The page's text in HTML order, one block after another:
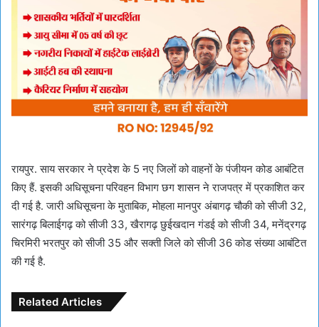
रायपुर. साय सरकार ने प्रदेश के 5 नए जिलों को वाहनों के पंजीयन कोड आबंटित
किए हैं. इसकी अधिसूचना परिवहन विभाग छग शासन ने राजपत्र में प्रकाशित कर
दी गई है. जारी अधिसूचना के मुताबिक, मोहला मानपुर अंबागढ़ चौकी को सीजी 32,
सारंगढ़ बिलाईगढ़ को सीजी 33, खैरागढ़ छुईखदान गंडई को सीजी 34, मनेंद्रगढ़
चिरमिरी भरतपुर को सीजी 35 और सक्ती जिले को सीजी 36 कोड संख्या आबंटित
की गई है.
Related Articles